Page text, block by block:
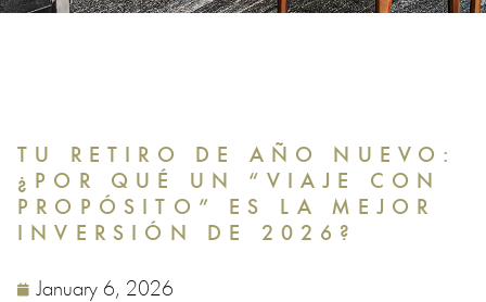
TU RETIRO DE AÑO NUEVO:
¿POR QUÉ UN “VIAJE CON
PROPÓSITO” ES LA MEJOR
INVERSIÓN DE 2026?
January 6, 2026